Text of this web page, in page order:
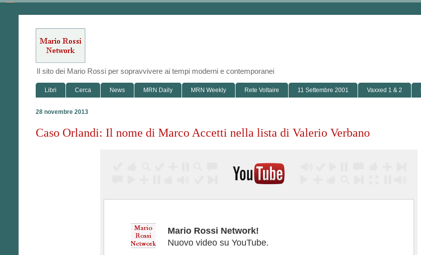
Il sito dei Mario Rossi per sopravvivere ai tempi moderni e contemporanei
Libri Cerca News MRN Daily MRN Weekly Rete Voltaire 11 Settembre 2001 Vaxxed 1 & 2
28 novembre 2013
Caso Orlandi: Il nome di Marco Accetti nella lista di Valerio Verbano
Mario Rossi Network!
Nuovo video su YouTube.